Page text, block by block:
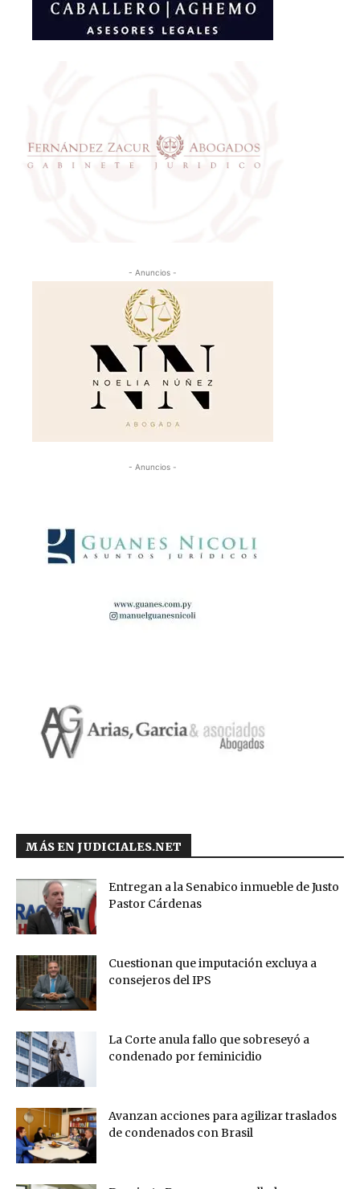
- Anuncios -
- Anuncios -
MÁS EN JUDICIALES.NET
Entregan a la Senabico inmueble de Justo
Pastor Cárdenas
Cuestionan que imputación excluya a
consejeros del IPS
La Corte anula fallo que sobreseyó a
condenado por feminicidio
Avanzan acciones para agilizar traslados
de condenados con Brasil